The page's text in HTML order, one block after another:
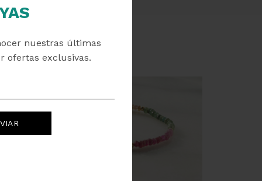
nuestras últimas
ofertas exclusivas.